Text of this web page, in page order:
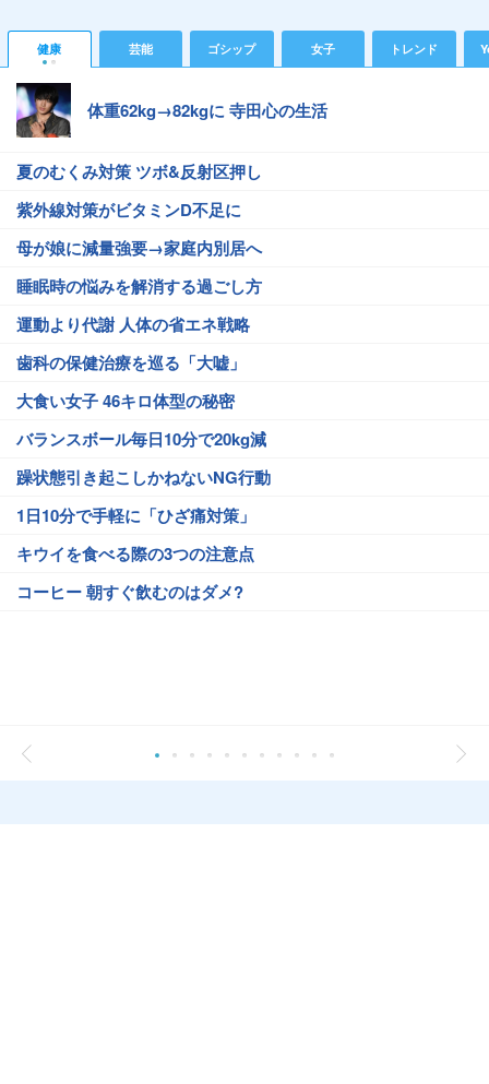
健康 芸能 ゴシップ 女子 トレンド
体重62kg→82kgに 寺田心の生活
夏のむくみ対策 ツボ&反射区押し
紫外線対策がビタミンD不足に
母が娘に減量強要→家庭内別居へ
睡眠時の悩みを解消する過ごし方
運動より代謝 人体の省エネ戦略
歯科の保健治療を巡る「大嘘」
大食い女子 46キロ体型の秘密
バランスボール毎日10分で20kg減
躁状態引き起こしかねないNG行動
1日10分で手軽に「ひざ痛対策」
キウイを食べる際の3つの注意点
コーヒー 朝すぐ飲むのはダメ?